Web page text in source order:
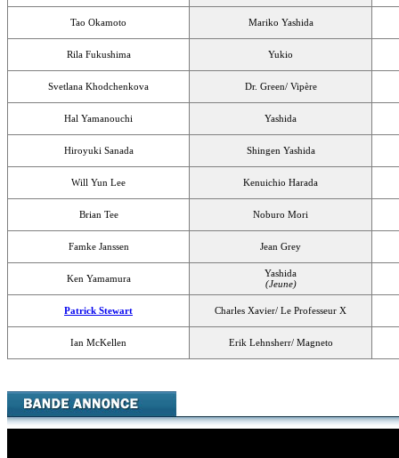
Tao Okamoto Mariko Yashida
Rila Fukushima Yukio
Svetlana Khodchenkova Dr. Green/ Vipère
Hal Yamanouchi Yashida
Hiroyuki Sanada Shingen Yashida
Will Yun Lee Kenuichio Harada
Brian Tee Noburo Mori
Famke Janssen Jean Grey
Ken Yamamura
Yashida
(Jeune)
Patrick Stewart Charles Xavier/ Le Professeur X
Ian McKellen Erik Lehnsherr/ Magneto